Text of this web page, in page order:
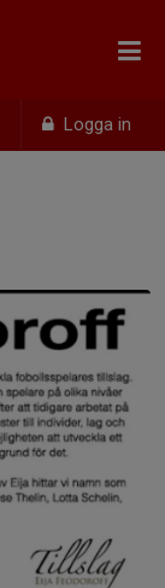
Logga in